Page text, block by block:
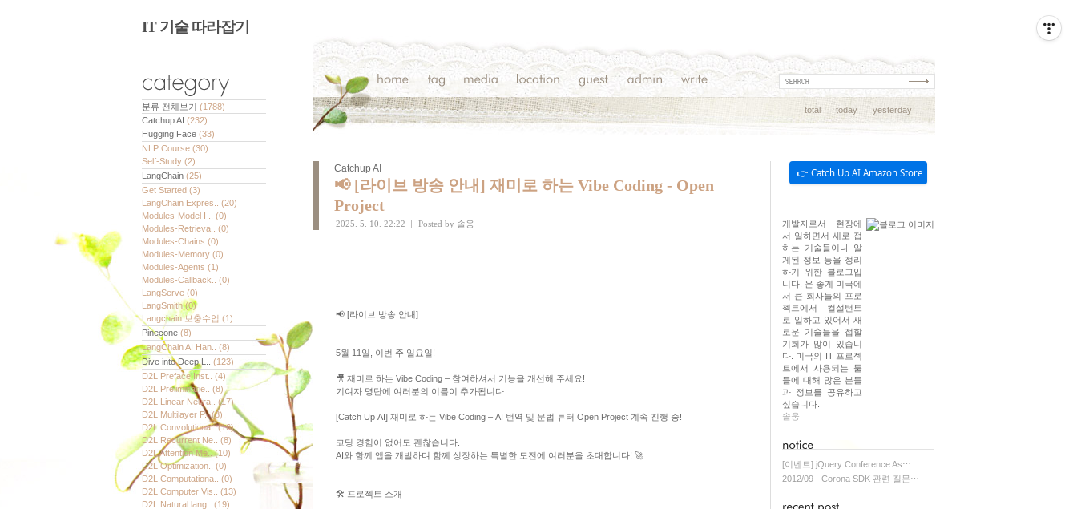
IT 기술 따라잡기
total today yesterday
👉 Catch Up AI Amazon Store
개발자로서 현장에
서 일하면서 새로 접
하는 기술들이나 알
게된 정보 등을 정리
하기 위한 블로그입
니다. 운 좋게 미국에
서 큰 회사들의 프로
젝트에서 컬설턴트
로 일하고 있어서 새
로운 기술들을 접할
기회가 많이 있습니
다. 미국의 IT 프로젝
트에서 사용되는 툴
들에 대해 많은 분들
과 정보를 공유하고
싶습니다.
솔웅
[이벤트] jQuery Conference As⋯
2012/09 - Corona SDK 관련 질문⋯
분류 전체보기 (1788)
Catchup AI (232)
Hugging Face (33)
NLP Course (30)
Self-Study (2)
LangChain (25)
Get Started (3)
LangChain Expres.. (20)
Modules-Model I .. (0)
Modules-Retrieva.. (0)
Modules-Chains (0)
Modules-Memory (0)
Modules-Agents (1)
Modules-Callback.. (0)
LangServe (0)
LangSmith(0)
Langchain 보충수업 (1)
Pinecone (8)
LangChain AI Han.. (8)
Dive into Deep L.. (123)
D2L Preface Inst.. (4)
D2L Preliminarie.. (8)
D2L Linear Neura.. (17)
D2L Multilayer P..(8)
D2L Convolutiona..(16)
D2L Recurrent Ne.. (8)
D2L Attention Me..(10)
D2L Optimization.. (0)
D2L Computationa.. (0)
D2L Computer Vis.. (13)
D2L Natural lang.. (19)
Catchup AI
📢 [라이브 방송 안내] 재미로 하는 Vibe Coding - Open
Project
2025. 5. 10. 22:22 | Posted by 솔웅
📢 [라이브 방송 안내]
5월 11일, 이번 주 일요일!
🎥 재미로 하는 Vibe Coding – 참여하셔서 기능을 개선해 주세요!
기여자 명단에 여러분의 이름이 추가됩니다.
[Catch Up AI] 재미로 하는 Vibe Coding – AI 번역 및 문법 튜터 Open Project 계속 진행 중!
코딩 경험이 없어도 괜찮습니다.
AI와 함께 앱을 개발하며 함께 성장하는 특별한 도전에 여러분을 초대합니다! 🚀
🛠️ 프로젝트 소개